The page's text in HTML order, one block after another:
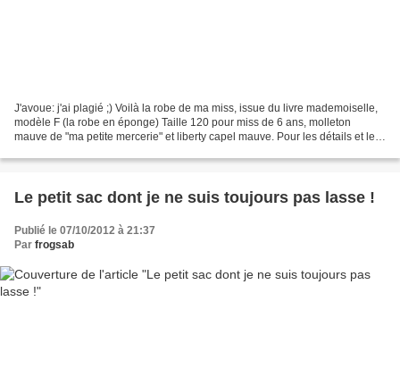
J'avoue: j'ai plagié ;) Voilà la robe de ma miss, issue du livre mademoiselle,
modèle F (la robe en éponge) Taille 120 pour miss de 6 ans, molleton
mauve de "ma petite mercerie" et liberty capel mauve. Pour les détails et les
Le petit sac dont je ne suis toujours pas lasse !
Publié le 07/10/2012 à 21:37
Par frogsab